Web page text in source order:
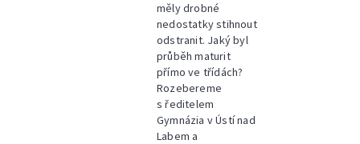
měly drobné
nedostatky stihnout
odstranit. Jaký byl
průběh maturit
přímo ve třídách?
Rozebereme
s ředitelem
Gymnázia v Ústí nad
Labem a